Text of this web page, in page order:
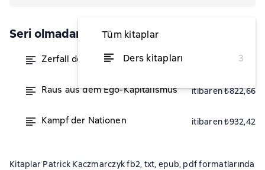
Tüm kitaplar
Ders kitapları
3
Seri olmadan
Zerfall der Weltordnung itibaren ₺1.042,18
Raus aus dem Ego-Kapitalismus itibaren ₺822,66
Kampf der Nationen itibaren ₺932,42
Kitaplar Patrick Kaczmarczyk fb2, txt, epub, pdf formatlarında